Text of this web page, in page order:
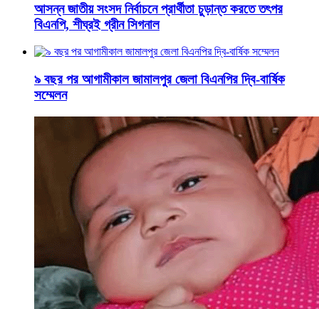
আসন্ন জাতীয় সংসদ নির্বাচনে প্রার্থীতা চুড়ান্ত করতে তৎপর
বিএনপি, শীঘ্রই গ্রীন সিগনাল
৯ বছর পর আগামীকাল জামালপুর জেলা বিএনপির দ্বি-বার্ষিক
সম্মেলন